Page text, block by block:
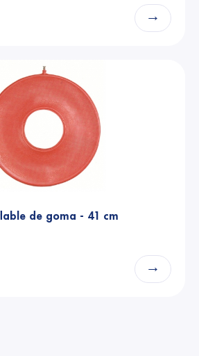
→
de goma - 41 cm
→